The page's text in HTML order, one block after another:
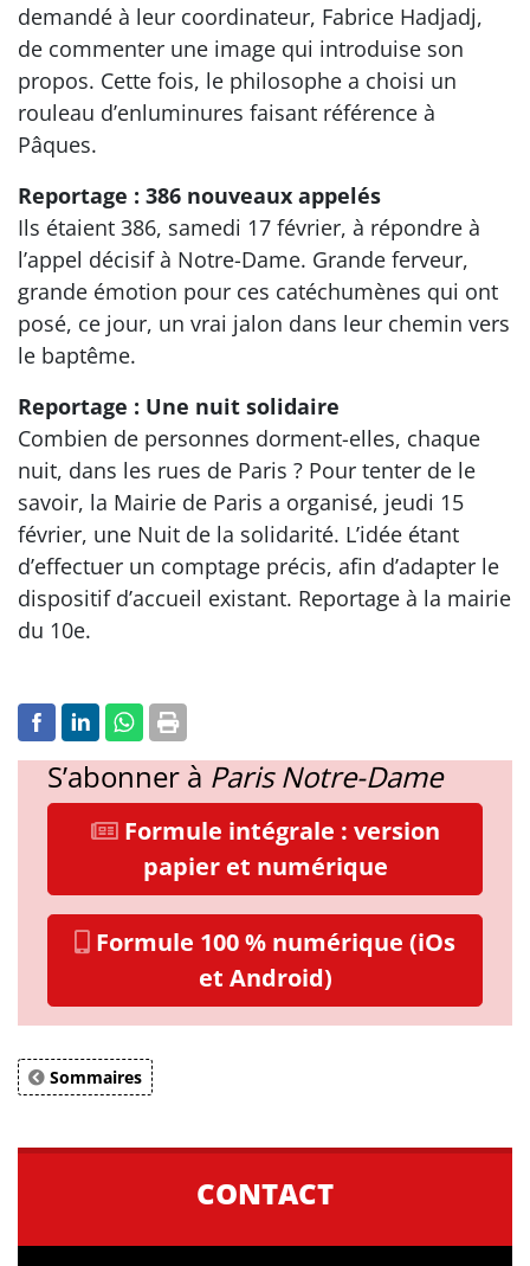
demandé à leur coordinateur, Fabrice Hadjadj,
de commenter une image qui introduise son
propos. Cette fois, le philosophe a choisi un
rouleau d’enluminures faisant référence à
Pâques.
Reportage : 386 nouveaux appelés
Ils étaient 386, samedi 17 février, à répondre à
l’appel décisif à Notre-Dame. Grande ferveur,
grande émotion pour ces catéchumènes qui ont
posé, ce jour, un vrai jalon dans leur chemin vers
le baptême.
Reportage : Une nuit solidaire
Combien de personnes dorment-elles, chaque
nuit, dans les rues de Paris ? Pour tenter de le
savoir, la Mairie de Paris a organisé, jeudi 15
février, une Nuit de la solidarité. L’idée étant
d’effectuer un comptage précis, afin d’adapter le
dispositif d’accueil existant. Reportage à la mairie
du 10e.
S’abonner à Paris Notre-Dame
Formule intégrale : version
papier et numérique
Formule 100 % numérique (iOs
et Android)
Sommaires
CONTACT